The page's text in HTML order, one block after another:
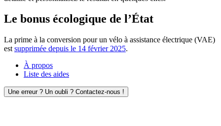
Le bonus écologique de l’État
La prime à la conversion pour un vélo à assistance électrique (VAE)
est supprimée depuis le 14 février 2025.
À propos
Liste des aides
Une erreur ? Un oubli ? Contactez-nous !